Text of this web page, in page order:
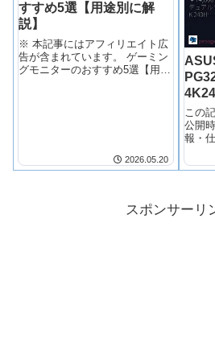
すすめ5選【用途別に解
説】
※ 本記事にはアフィリエイト広
告が含まれています。 ゲーミン
グモニターのおすすめ5選【用途
2026.05.20
この
公開
報・
スポンサーリ